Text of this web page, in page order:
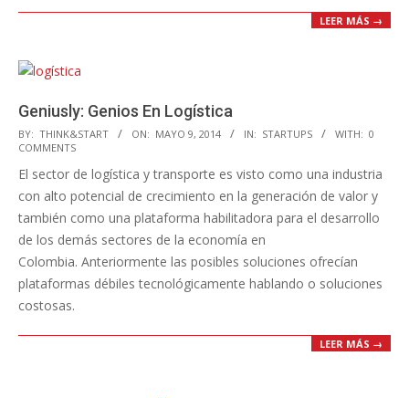
LEER MÁS →
Geniusly: Genios En Logística
2014-
05-
09
BY: THINK&START ON: MAYO 9, 2014 IN: STARTUPS WITH: 0
COMMENTS
El sector de logística y transporte es visto como una industria
con alto potencial de crecimiento en la generación de valor y
también como una plataforma habilitadora para el desarrollo
de los demás sectores de la economía en
Colombia. Anteriormente las posibles soluciones ofrecían
plataformas débiles tecnológicamente hablando o soluciones
costosas.
LEER MÁS →